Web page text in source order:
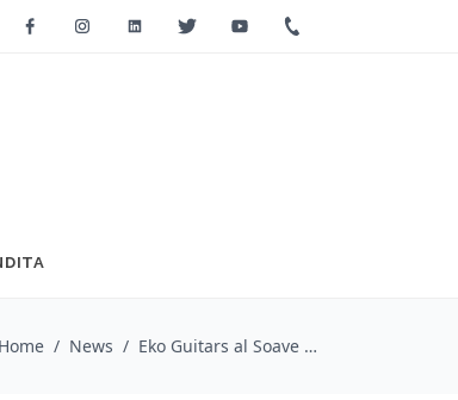
FacebookInstagramLinkedinTwitter Youtube
Home / News / Eko Guitars al Soave Guitar Festival 2026